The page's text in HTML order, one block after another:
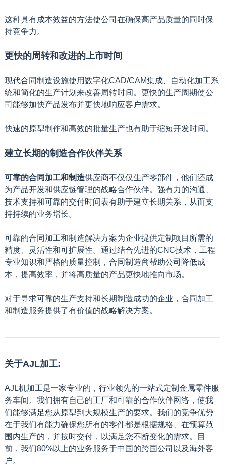
这种具有成本效益的方法使公司在确保高产品质量的同时保
持竞争力。
更快的周转和改进的上市时间
现代合同制造设施使用数字化CAD/CAM集成、自动化加工系
统和简化的生产计划来改善周转时间。更快的生产周期使公
司能够加快产品发布并更快地响应客户需求。
快速的原型制作和高效的批量生产也有助于缩短开发时间。
建立长期的制造合作伙伴关系
可靠的合同加工和制造供应商不仅仅生产零部件，他们还成
为产品开发和供应链管理的战略合作伙伴。强有力的沟通、
技术支持和可靠的交付时间表有助于建立长期关系，从而支
持持续的业务增长。
可靠的合同加工和制造解决方案为企业提供定制项目所需的
精度、灵活性和可扩展性。通过结合先进的CNC技术，工程
专业知识和严格的质量控制，合同制造商帮助公司降低成
本，提高效率，并将高质量的产品更快地推向市场。
对于寻求可靠的生产支持和长期制造成功的企业，合同加工
和制造服务提供了有价值的战略解决方案。
关于AJL加工:
AJL机加工是一家专业的，行业领先的一站式定制金属零件服
务车间。我们拥有自己的工厂和可靠的合作伙伴网络，使我
们能够满足您从原型到大规模生产的要求。我们的竞争优势
在于我们有能力确保您所有的零件都是根据规格、在预算范
围内生产的，并按时交付，以满足您不断变化的需求。目
前，我们80%以上的业务服务于中国的跨国公司以及海外客
户。